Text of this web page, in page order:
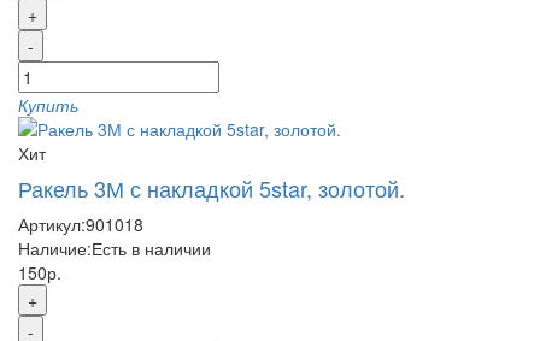
+
-
Купить
Хит
Ракель 3М с накладкой 5star, золотой.
Артикул:901018
Наличие:Есть в наличии
150р.
+
-